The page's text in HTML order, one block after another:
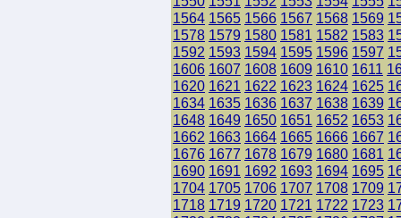
1564 1565 1566 1567 1568 1569
1578 1579 1580 1581 1582 1583
1592 1593 1594 1595 1596 1597
1606 1607 1608 1609 1610 1611
1620 1621 1622 1623 1624 1625
1634 1635 1636 1637 1638 1639
1648 1649 1650 1651 1652 1653
1662 1663 1664 1665 1666 1667
1676 1677 1678 1679 1680 1681
1690 1691 1692 1693 1694 1695
1704 1705 1706 1707 1708 1709
1718 1719 1720 1721 1722 1723